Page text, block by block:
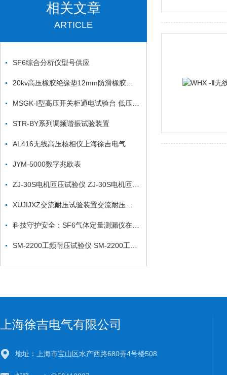
相关文章
ARTICLE
SF6综合分析仪型号供应
STR-BY系列调频谐振试验装置
AL416无线高压核相仪上海徐吉电气
JYM-5000数字兆欧表
上海徐吉电气有限公司
地址：上海市宝山区水产西路680弄4号楼508